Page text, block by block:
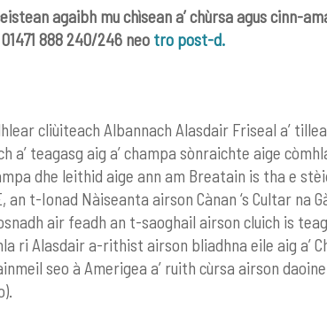
agaibh mu chìsean a’ chùrsa agus cinn-
888 240/246 neo tro post-d.
cliùiteach Albannach Alasdair Friseal a’
a’ teagasg aig a’ champa sònraichte aige
dhe leithid aige ann am Breatain is tha e
an t-Ionad Nàiseanta airson Cànan ‘s Cultar na
air feadh an t-saoghail airson cluich is
ri Alasdair a-rithist airson bliadhna eile aig a’
seo à Amerigea a’ ruith cùrsa airson